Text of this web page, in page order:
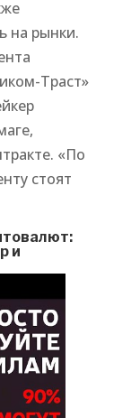
на рынки.
Траст»
«По
стоят
и